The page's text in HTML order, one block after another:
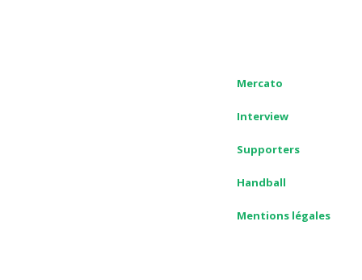
Mercato
Interview
Supporters
Handball
Mentions légales